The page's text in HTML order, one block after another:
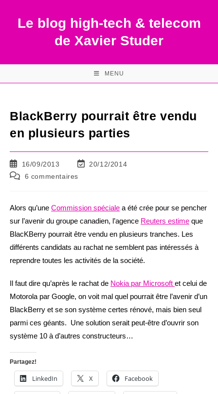
contentLe blog high-tech & telecom
de Xavier Studer
MENU
BlackBerry pourrait être vendu
en plusieurs parties
Publication
publiée :
16/09/2013
Dernière
20/12/2014
Commentaires
6 commentaires
Alors qu’une Commission spéciale a été crée pour se pencher
sur l’avenir du groupe canadien, l’agence Reuters estime que
BlacKBerry pourrait être vendu en plusieurs tranches. Les
différents candidats au rachat ne semblent pas intéressés à
reprendre toutes les activités de la société.
Il faut dire qu’après le rachat de Nokia par Microsoft et celui de
Motorola par Google, on voit mal quel pourrait être l’avenir d’un
BlackBerry et se son système certes rénové, mais bien seul
parmi ces géants. Une solution serait peut-être d’ouvrir son
système 10 à d’autres constructeurs…
Partagez!
LinkedIn X Facebook